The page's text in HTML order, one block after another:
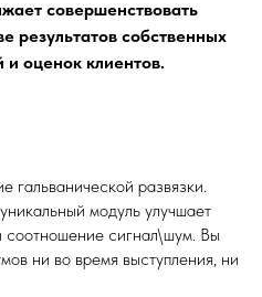
совершенствовать
результатов собственных
и оценок клиентов.
гальванической развязки.
модуль улучшает
сигнал\шум. Вы
ни во время выступления, ни